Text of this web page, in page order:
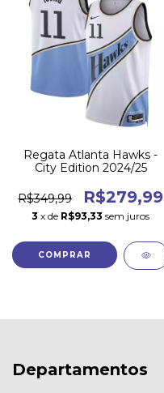
Regata Atlanta Hawks -
City Edition 2024/25
R$349,99 R$279,99
3 x de R$93,33 sem juros
COMPRAR
Departamentos